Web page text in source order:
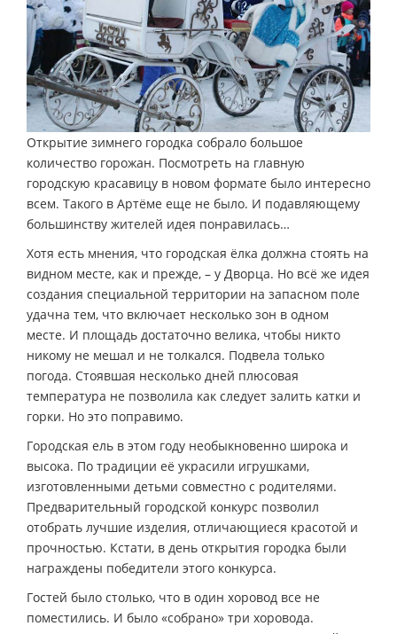
Открытие зимнего городка собрало большое
количество горожан. Посмотреть на главную
городскую красавицу в новом формате было интересно
всем. Такого в Артёме еще не было. И подавляющему
большинству жителей идея понравилась…
Хотя есть мнения, что городская ёлка должна стоять на
видном месте, как и прежде, – у Дворца. Но всё же идея
создания специальной территории на запасном поле
удачна тем, что включает несколько зон в одном
месте. И площадь достаточно велика, чтобы никто
никому не мешал и не толкался. Подвела только
погода. Стоявшая несколько дней плюсовая
температура не позволила как следует залить катки и
горки. Но это поправимо.
Городская ель в этом году необыкновенно широка и
высока. По традиции её украсили игрушками,
изготовленными детьми совместно с родителями.
Предварительный городской конкурс позволил
отобрать лучшие изделия, отличающиеся красотой и
прочностью. Кстати, в день открытия городка были
награждены победители этого конкурса.
Гостей было столько, что в один хоровод все не
поместились. И было «собрано» три хоровода.